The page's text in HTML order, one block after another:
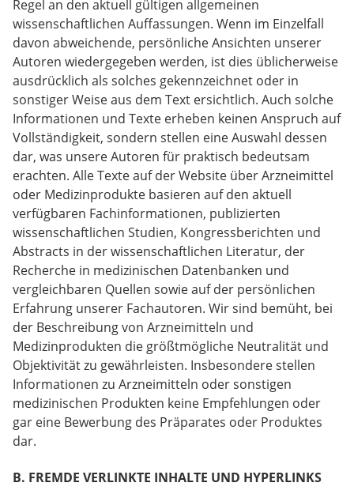
Regel an den aktuell gültigen allgemeinen
wissenschaftlichen Auffassungen. Wenn im Einzelfall
davon abweichende, persönliche Ansichten unserer
Autoren wiedergegeben werden, ist dies üblicherweise
ausdrücklich als solches gekennzeichnet oder in
sonstiger Weise aus dem Text ersichtlich. Auch solche
Informationen und Texte erheben keinen Anspruch auf
Vollständigkeit, sondern stellen eine Auswahl dessen
dar, was unsere Autoren für praktisch bedeutsam
erachten. Alle Texte auf der Website über Arzneimittel
oder Medizinprodukte basieren auf den aktuell
verfügbaren Fachinformationen, publizierten
wissenschaftlichen Studien, Kongressberichten und
Abstracts in der wissenschaftlichen Literatur, der
Recherche in medizinischen Datenbanken und
vergleichbaren Quellen sowie auf der persönlichen
Erfahrung unserer Fachautoren. Wir sind bemüht, bei
der Beschreibung von Arzneimitteln und
Medizinprodukten die größtmögliche Neutralität und
Objektivität zu gewährleisten. Insbesondere stellen
Informationen zu Arzneimitteln oder sonstigen
medizinischen Produkten keine Empfehlungen oder
gar eine Bewerbung des Präparates oder Produktes
dar.
B. FREMDE VERLINKTE INHALTE UND HYPERLINKS